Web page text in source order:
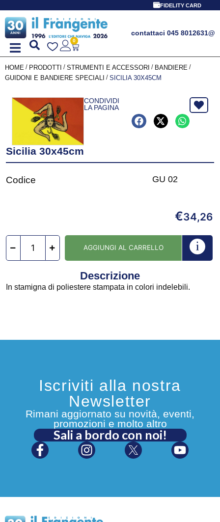
FIDELITY CARD
contattaci 045 8012631@
0
HOME / PRODOTTI / STRUMENTI E ACCESSORI / BANDIERE /
GUIDONI E BANDIERE SPECIALI
/ SICILIA 30X45CM
CONDIVIDI
LA PAGINA
Sicilia 30x45cm
Codice GU 02
€34,26
AGGIUNGI AL CARRELLO
Descrizione
In stamigna di poliestere stampata in colori indelebili.
Iscriviti alla nostra
Newsletter
Rimani aggiornato su novità, eventi,
promozioni e molto altro
Sali a bordo con noi!